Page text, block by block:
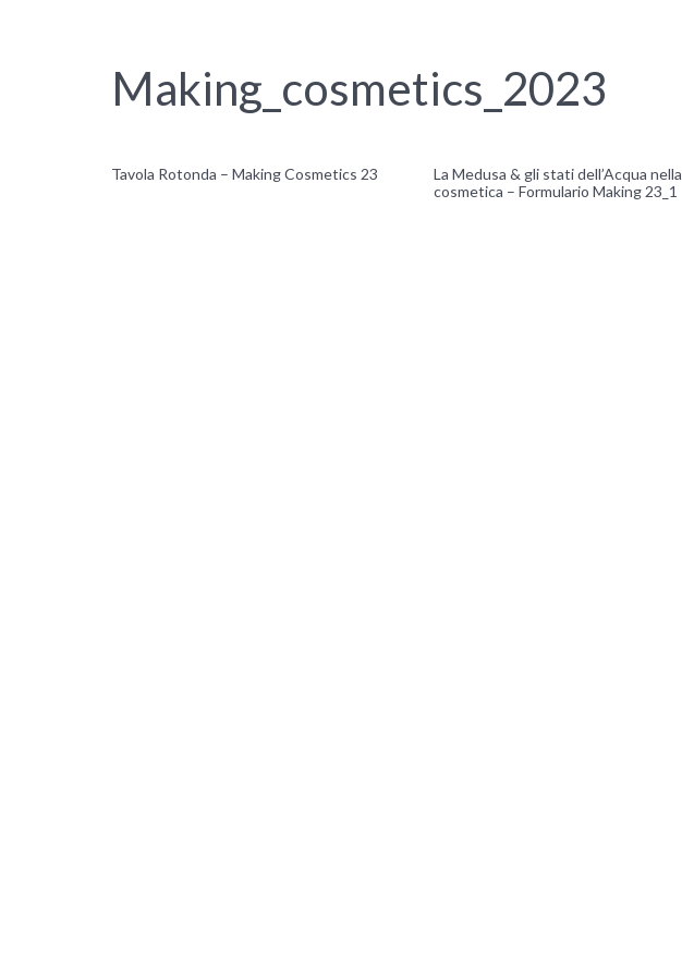
Making_cosmetics_2023
Tavola Rotonda – Making Cosmetics 23
La Medusa & gli stati dell’Acqua nella
cosmetica – Formulario Making 23_1